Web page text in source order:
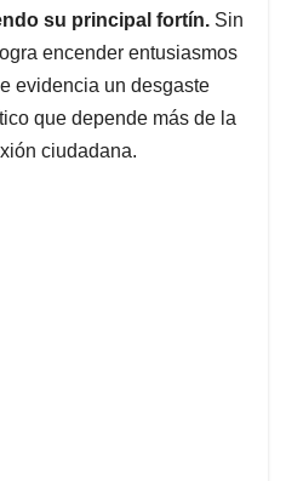
su principal fortín. Sin
encender entusiasmos
evidencia un desgaste
que depende más de la
ciudadana.